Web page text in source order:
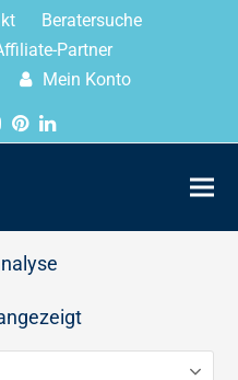
Beratersuche
Partner
Mein Konto